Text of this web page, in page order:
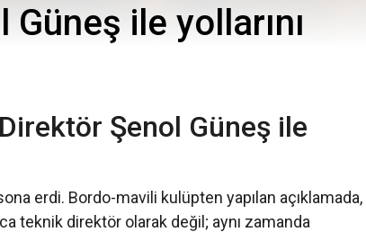
ile yollarını
Şenol Güneş ile
erdi. Bordo-mavili kulüpten yapılan açıklamada,
teknik direktör olarak değil; aynı zamanda